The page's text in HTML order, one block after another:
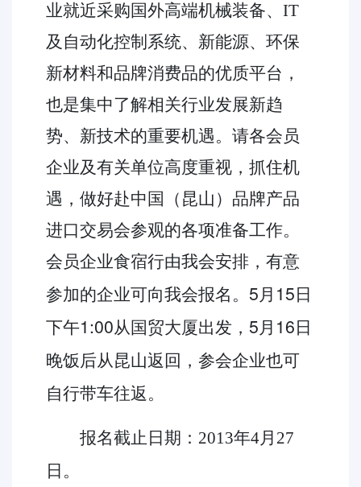
业就近采购国外高端机械装备、IT
及自动化控制系统、新能源、环保
新材料和品牌消费品的优质平台，
也是集中了解相关行业发展新趋
势、新技术的重要机遇。请各会员
企业及有关单位高度重视，抓住机
遇，做好赴中国（昆山）品牌产品
进口交易会参观的各项准备工作。
会员企业食宿行由我会安排，有意
参加的企业可向我会报名。 5月15日
下午1:00从国贸大厦出发，5月16日
晚饭后从昆山返回，参会企业也可
自行带车往返。
报名截止日期：2013年4月27
日。